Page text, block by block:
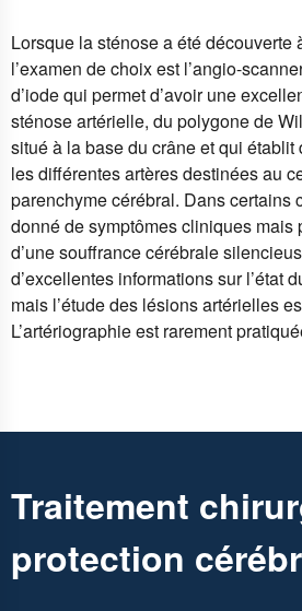
Lorsque la sténose a été découverte
l’examen de choix est l’angio-
d’iode qui permet d’avoir une
sténose artérielle, du polygone de
situé à la base du crâne et qui
les différentes artères destinées au
parenchyme cérébral. Dans certains
donné de symptômes cliniques mais
d’une souffrance cérébrale
d’excellentes informations sur l’état
mais l’étude des lésions artérielles
L’artériographie est rarement
Traitement
protection